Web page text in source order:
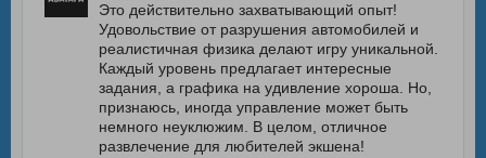
Это действительно захватывающий опыт!
Удовольствие от разрушения автомобилей и
реалистичная физика делают игру уникальной.
Каждый уровень предлагает интересные
задания, а графика на удивление хороша. Но,
признаюсь, иногда управление может быть
немного неуклюжим. В целом, отличное
развлечение для любителей экшена!